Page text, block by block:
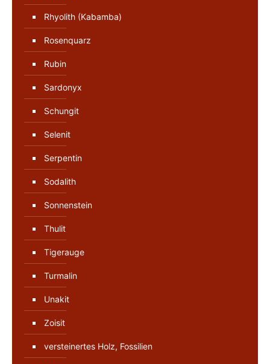
Rhyolith (Kabamba)
Rosenquarz
Rubin
Sardonyx
Schungit
Selenit
Serpentin
Sodalith
Sonnenstein
Thulit
Tigerauge
Turmalin
Unakit
Zoisit
versteinertes Holz, Fossilien